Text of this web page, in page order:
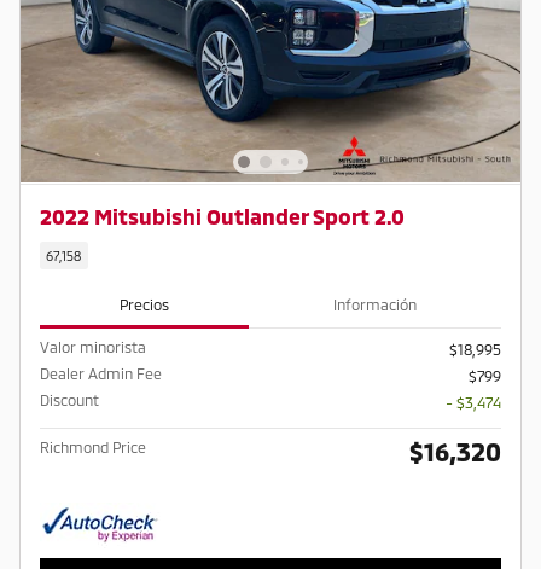
2022 Mitsubishi Outlander Sport 2.0
67,158
Precios Información
Valor minorista
$18,995
Dealer Admin Fee
$799
Discount
- $3,474
Richmond Price $16,320